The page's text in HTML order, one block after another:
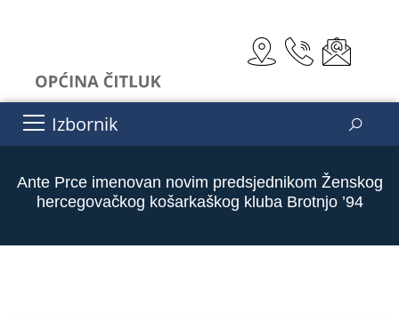
Izbornik
Ante Prce imenovan novim predsjednikom Ženskog
hercegovačkog košarkaškog kluba Brotnjo ’94